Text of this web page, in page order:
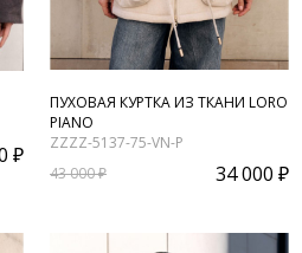
₽
ПУХОВАЯ КУРТКА ИЗ ТКАНИ LORO
PIANO
ZZZZ-5137-75-VN-P
43 000 ₽
34 000 ₽